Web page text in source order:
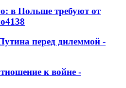
в Польше требуют от
4138
перед дилеммой -
к войне -